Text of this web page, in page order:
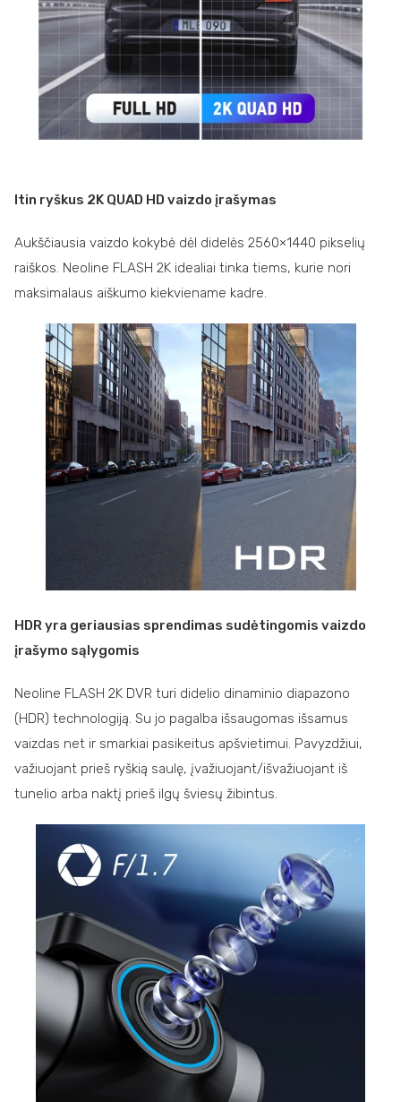
Itin ryškus 2K QUAD HD vaizdo įrašymas
Aukščiausia vaizdo kokybė dėl didelės 2560×1440 pikselių
raiškos. Neoline FLASH 2K idealiai tinka tiems, kurie nori
maksimalaus aiškumo kiekviename kadre.
HDR yra geriausias sprendimas sudėtingomis vaizdo
įrašymo sąlygomis
Neoline FLASH 2K DVR turi didelio dinaminio diapazono
(HDR) technologiją. Su jo pagalba išsaugomas išsamus
vaizdas net ir smarkiai pasikeitus apšvietimui. Pavyzdžiui,
važiuojant prieš ryškią saulę, įvažiuojant/išvažiuojant iš
tunelio arba naktį prieš ilgų šviesų žibintus.